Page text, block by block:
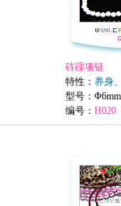
砗磲项链
特性： 养身
型号：
编号： H020